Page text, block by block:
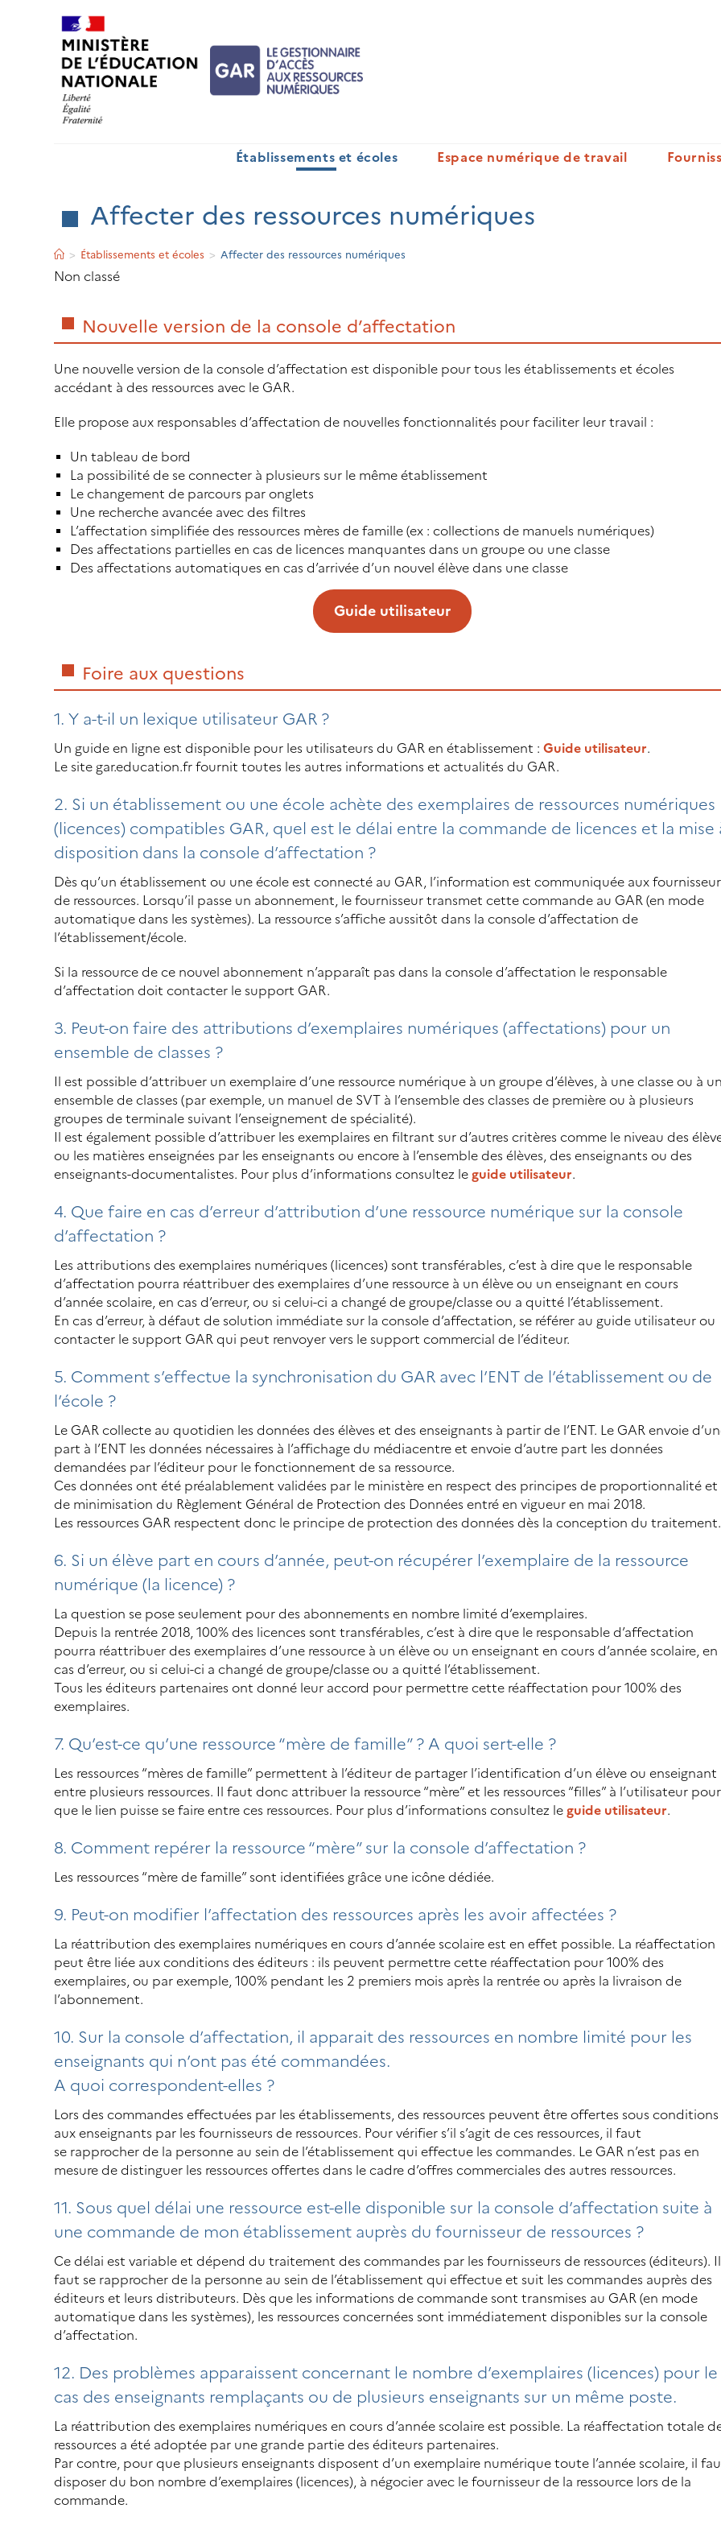
Établissements et écoles Espace numérique de travail
Affecter des ressources numériques
> Établissements et écoles > Affecter des ressources numériques
Non classé
Nouvelle version de la console d’affectation
Une nouvelle version de la console d’affectation est disponible pour tous les établissements et écoles
accédant à des ressources avec le GAR.
Elle propose aux responsables d’affectation de nouvelles fonctionnalités pour faciliter leur travail :
Un tableau de bord
La possibilité de se connecter à plusieurs sur le même établissement
Le changement de parcours par onglets
Une recherche avancée avec des filtres
L’affectation simplifiée des ressources mères de famille (ex : collections de manuels numériques)
Des affectations partielles en cas de licences manquantes dans un groupe ou une classe
Des affectations automatiques en cas d’arrivée d’un nouvel élève dans une classe
Guide utilisateur
Foire aux questions
1. Y a-t-il un lexique utilisateur GAR ?
Un guide en ligne est disponible pour les utilisateurs du GAR en établissement :Guide utilisateur.
Le site gar.education.fr fournit toutes les autres informations et actualités du GAR.
2. Si un établissement ou une école achète des exemplaires de ressources numériques
(licences) compatibles GAR, quel est le délai entre la commande de licences et la mise
disposition dans la console d’affectation ?
Dès qu’un établissement ou une école est connecté au GAR, l’information est communiquée aux
de ressources. Lorsqu’il passe un abonnement, le fournisseur transmet cette commande au GAR (en mode
automatique dans les systèmes). La ressource s’affiche aussitôt dans la console d’affectation de
l’établissement/école.
Si la ressource de ce nouvel abonnement n’apparaît pas dans la console d’affectation le responsable
d’affectation doit contacter le support GAR.
3. Peut-on faire des attributions d’exemplaires numériques (affectations) pour un
ensemble de classes ?
Il est possible d’attribuer un exemplaire d’une ressource numérique à un groupe d’élèves, à une classe ou à un
ensemble de classes (par exemple, un manuel de SVT à l’ensemble des classes de première ou à plusieurs
groupes de terminale suivant l’enseignement de spécialité).
Il est également possible d’attribuer les exemplaires en filtrant sur d’autres critères comme le niveau des
ou les matières enseignées par les enseignants ou encore à l’ensemble des élèves, des enseignants ou des
enseignants-documentalistes. Pour plus d’informations consultez le guide utilisateur.
4. Que faire en cas d’erreur d’attribution d’une ressource numérique sur la console
d’affectation ?
Les attributions des exemplaires numériques (licences) sont transférables, c’est à dire que le responsable
d’affectation pourra réattribuer des exemplaires d’une ressource à un élève ou un enseignant en cours
d’année scolaire, en cas d’erreur, ou si celui-ci a changé de groupe/classe ou a quitté l’établissement.
En cas d’erreur, à défaut de solution immédiate sur la console d’affectation, se référer au guide utilisateur ou
contacter le support GAR qui peut renvoyer vers le support commercial de l’éditeur.
5. Comment s’effectue la synchronisation du GAR avec l’ENT de l’établissement ou de
l’école ?
Le GAR collecte au quotidien les données des élèves et des enseignants à partir de l’ENT. Le GAR envoie
part à l’ENT les données nécessaires à l’affichage du médiacentre et envoie d’autre part les données
demandées par l’éditeur pour le fonctionnement de sa ressource.
Ces données ont été préalablement validées par le ministère en respect des principes de proportionnalité et
de minimisation du Règlement Général de Protection des Données entré en vigueur en mai 2018.
Les ressources GAR respectent donc le principe de protection des données dès la conception du traitement.
6. Si un élève part en cours d’année, peut-on récupérer l’exemplaire de la ressource
numérique (la licence) ?
La question se pose seulement pour des abonnements en nombre limité d’exemplaires.
Depuis la rentrée 2018, 100% des licences sont transférables, c’est à dire que le responsable d’affectation
pourra réattribuer des exemplaires d’une ressource à un élève ou un enseignant en cours d’année scolaire, en
cas d’erreur, ou si celui-ci a changé de groupe/classe ou a quitté l’établissement.
Tous les éditeurs partenaires ont donné leur accord pour permettre cette réaffectation pour 100% des
exemplaires.
7. Qu’est-ce qu’une ressource “mère de famille” ? A quoi sert-elle ?
Les ressources “mères de famille” permettent à l’éditeur de partager l’identification d’un élève ou enseignant
entre plusieurs ressources. Il faut donc attribuer la ressource “mère” et les ressources “filles” à l’utilisateur pour
que le lien puisse se faire entre ces ressources. Pour plus d’informations consultez le guide utilisateur.
8. Comment repérer la ressource “mère” sur la console d’affectation ?
Les ressources “mère de famille” sont identifiées grâce une icône dédiée.
9. Peut-on modifier l’affectation des ressources après les avoir affectées ?
La réattribution des exemplaires numériques en cours d’année scolaire est en effet possible. La réaffectation
peut être liée aux conditions des éditeurs : ils peuvent permettre cette réaffectation pour 100% des
exemplaires, ou par exemple, 100% pendant les 2 premiers mois après la rentrée ou après la livraison de
l’abonnement.
10. Sur la console d’affectation, il apparait des ressources en nombre limité pour les
enseignants qui n’ont pas été commandées.
A quoi correspondent-elles ?
Lors des commandes effectuées par les établissements, des ressources peuvent être offertes sous conditions
aux enseignants par les fournisseurs de ressources. Pour vérifier s’il s’agit de ces ressources, il faut
se rapprocher de la personne au sein de l’établissement qui effectue les commandes. Le GAR n’est pas en
mesure de distinguer les ressources offertes dans le cadre d’offres commerciales des autres ressources.
11. Sous quel délai une ressource est-elle disponible sur la console d’affectation suite à
une commande de mon établissement auprès du fournisseur de ressources ?
Ce délai est variable et dépend du traitement des commandes par les fournisseurs de ressources (éditeurs). Il
faut se rapprocher de la personne au sein de l’établissement qui effectue et suit les commandes auprès des
éditeurs et leurs distributeurs. Dès que les informations de commande sont transmises au GAR (en mode
automatique dans les systèmes), les ressources concernées sont immédiatement disponibles sur la console
d’affectation.
12. Des problèmes apparaissent concernant le nombre d’exemplaires (licences) pour le
cas des enseignants remplaçants ou de plusieurs enseignants sur un même poste.
La réattribution des exemplaires numériques en cours d’année scolaire est possible. La réaffectation totale
ressources a été adoptée par une grande partie des éditeurs partenaires.
Par contre, pour que plusieurs enseignants disposent d’un exemplaire numérique toute l’année scolaire, il
disposer du bon nombre d’exemplaires (licences), à négocier avec le fournisseur de la ressource lors de la
commande.